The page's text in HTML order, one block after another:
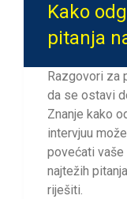
Kako
pitanja
Razgovori za
da se ostavi
Znanje kako
intervjuu
povećati vaše
najtežih
riješiti.